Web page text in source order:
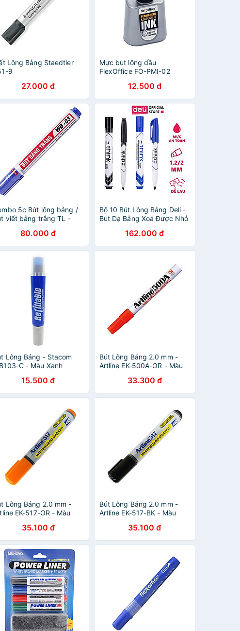
Lông Bảng Staedtler
9
27.000 đ
Mực bút lông dầu
FlexOffice FO-PMI-02
12.500 đ
5c Bút lông bảng /
viết bảng trắng TL -
80.000 đ
Bộ 10 Bút Lông Bảng Deli -
Bút Dạ Bảng Xoá Được Nhỏ
Mướt Phù Hợp Học Sinh Văn
Phòng Bảng Từ Trắng Cửa
Kính - EU00620/ EU00630
162.000 đ
Lông Bảng - Stacom
C - Màu Xanh
15.500 đ
Bút Lông Bảng 2.0 mm -
Artline EK-500A-OR - Màu
33.300 đ
Lông Bảng 2.0 mm -
EK-517-OR - Màu
35.100 đ
Bút Lông Bảng 2.0 mm -
Artline EK-517-BK - Màu
35.100 đ